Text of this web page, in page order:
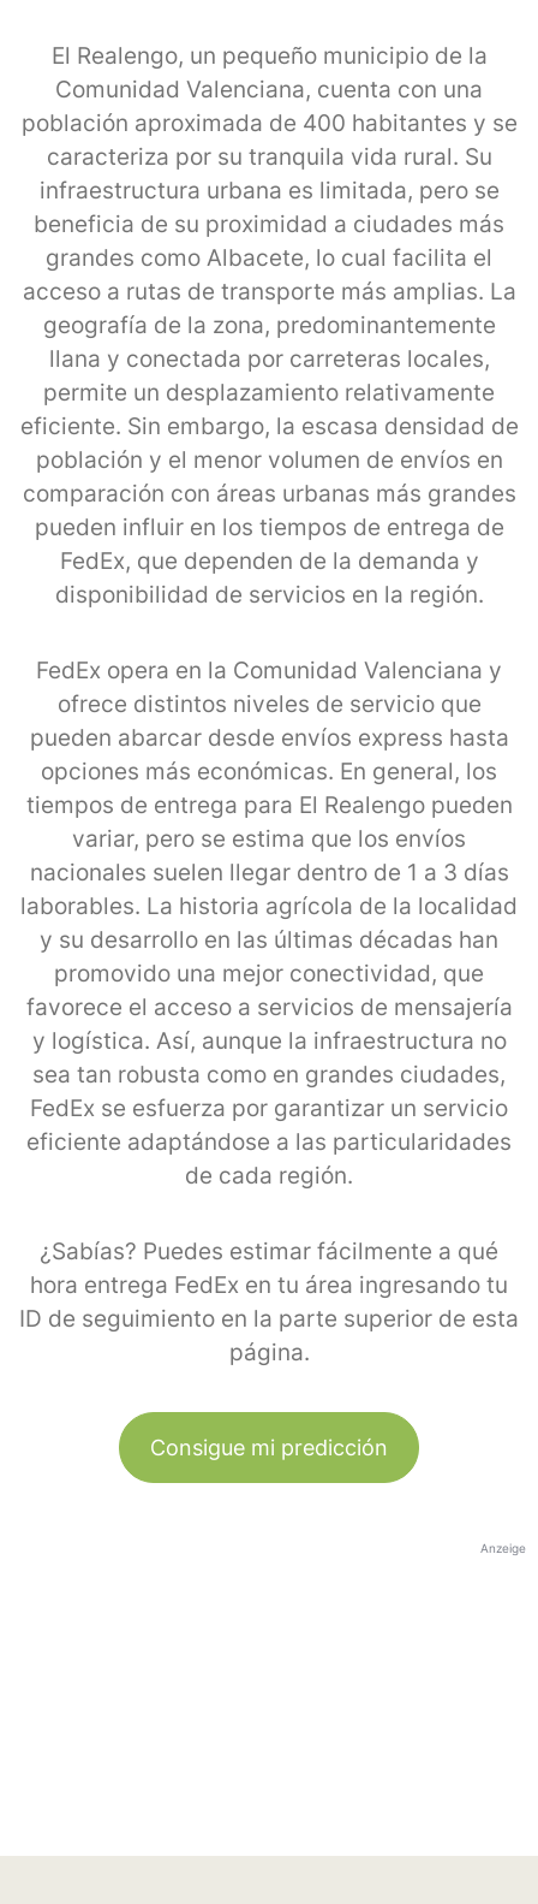
El Realengo, un pequeño municipio de la
Comunidad Valenciana, cuenta con una
población aproximada de 400 habitantes y se
caracteriza por su tranquila vida rural. Su
infraestructura urbana es limitada, pero se
beneficia de su proximidad a ciudades más
grandes como Albacete, lo cual facilita el
acceso a rutas de transporte más amplias. La
geografía de la zona, predominantemente
llana y conectada por carreteras locales,
permite un desplazamiento relativamente
eficiente. Sin embargo, la escasa densidad de
población y el menor volumen de envíos en
comparación con áreas urbanas más grandes
pueden influir en los tiempos de entrega de
FedEx, que dependen de la demanda y
disponibilidad de servicios en la región.
FedEx opera en la Comunidad Valenciana y
ofrece distintos niveles de servicio que
pueden abarcar desde envíos express hasta
opciones más económicas. En general, los
tiempos de entrega para El Realengo pueden
variar, pero se estima que los envíos
nacionales suelen llegar dentro de 1 a 3 días
laborables. La historia agrícola de la localidad
y su desarrollo en las últimas décadas han
promovido una mejor conectividad, que
favorece el acceso a servicios de mensajería
y logística. Así, aunque la infraestructura no
sea tan robusta como en grandes ciudades,
FedEx se esfuerza por garantizar un servicio
eficiente adaptándose a las particularidades
de cada región.
¿Sabías? Puedes estimar fácilmente a qué
hora entrega FedEx en tu área ingresando tu
ID de seguimiento en la parte superior de esta
página.
Consigue mi predicción
Anzeige